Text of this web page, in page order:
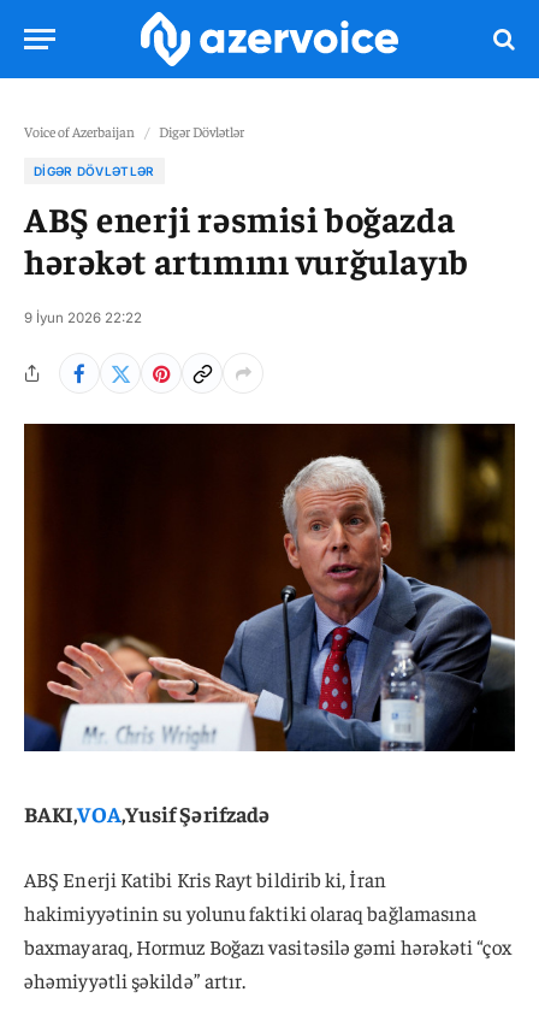
Voice of Azerbaijan / Digər Dövlətlər
DIGƏR DÖVLƏTLƏR
ABŞ enerji rəsmisi boğazda
hərəkət artımını vurğulayıb
9 İyun 2026 22:22
BAKI,VOA,Yusif Şərifzadə
ABŞ Enerji Katibi Kris Rayt bildirib ki, İran
hakimiyyətinin su yolunu faktiki olaraq bağlamasına
baxmayaraq, Hormuz Boğazı vasitəsilə gəmi hərəkəti “çox
əhəmiyyətli şəkildə” artır.